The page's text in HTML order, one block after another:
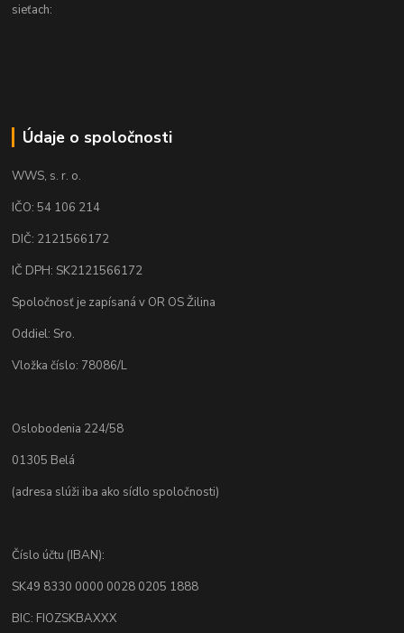
sieťach:
Údaje o spoločnosti
WWS, s. r. o.
IČO: 54 106 214
DIČ: 2121566172
IČ DPH: SK2121566172
Spoločnosť je zapísaná v OR OS Žilina
Oddiel: Sro.
Vložka číslo: 78086/L
Oslobodenia 224/58
01305 Belá
(adresa slúži iba ako sídlo spoločnosti)
Číslo účtu (IBAN):
SK49 8330 0000 0028 0205 1888
BIC: FIOZSKBAXXX